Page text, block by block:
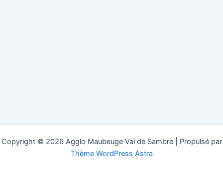
Copyright © 2026 Agglo Maubeuge Val de Sambre | Propulsé par
Thème WordPress Astra